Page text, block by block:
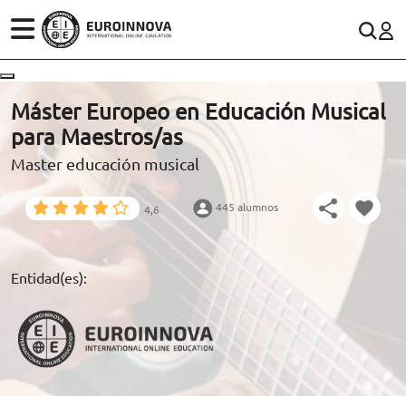
ÁREAS
ESTUDIOS
CONOCE EUROINNOVA
BECAS Y FINANCIACIÓN
RECURSOS EDUCATIVOS
ARTÍCULOS
(+34)958 050 200(gratuito en España)
900 831 200
formacion@euroinnova.com
TRABAJA CON NOSOTROS
Máster Europeo en Educación Musical
para Maestros/as
Master educación musical
4,6 445 alumnos
Entidad(es):